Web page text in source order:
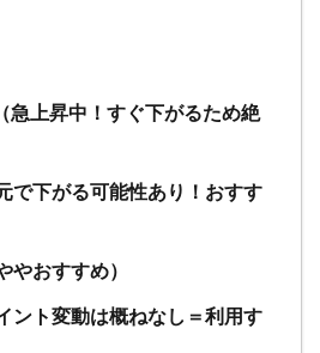
急上昇中！すぐ下がるため絶
で下がる可能性あり！おすす
やおすすめ）
ント変動は概ねなし＝利用す